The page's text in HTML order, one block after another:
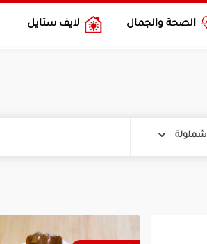
الصحة والجمال لايف ستايل
شملولة